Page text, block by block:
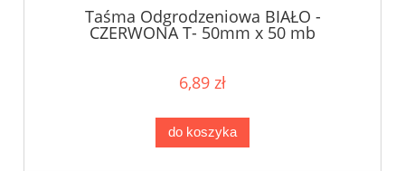
Taśma Odgrodzeniowa BIAŁO -
CZERWONA T- 50mm x 50 mb
6,89 zł
do koszyka